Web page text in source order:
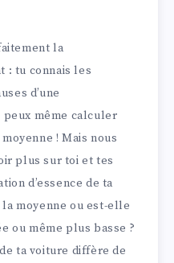
la
: tu connais les
d’une
même calculer
! Mais nous
plus sur toi et tes
d’essence de ta
moyenne ou est-elle
ou même plus basse ?
ta voiture diffère de